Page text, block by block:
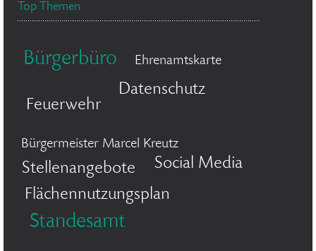
Top Themen
Bürgerbüro Ehrenamtskarte
Feuerwehr
Datenschutz
Bürgermeister Marcel Kreutz
Stellenangebote
Social Media
Flächennutzungsplan
Standesamt